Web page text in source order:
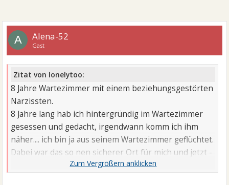
A Alena-52
Gast
Zitat von lonelytoo:
8 Jahre Wartezimmer mit einem beziehungsgestörten
Narzissten.
8 Jahre lang hab ich hintergründig im Wartezimmer
gesessen und gedacht, irgendwann komm ich ihm
näher.... ich bin ja aus seinem Wartezimmer geflüchtet.
Dabei war das so nen sicherer Ort für mich und jetzt -
raus.. in die Welt.... Kalt böse und allein.....